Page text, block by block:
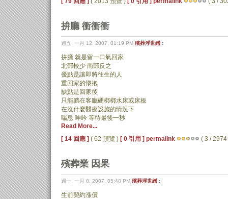
拚廳 衝衝衝
週五, 一月 12, 2007, 01:19 PM 殯葬浮世繒 :
拚廳 就是留一口氣回家
北部較少 南部反之
優點是讓即將往生的人
重回家的懷抱
缺點是回家後
只能躺在客廳硬梆梆水床或床板
在沒什麼醫療設施的情況下
喘息 呻吟 等待最後一秒
Read More...
[ 14 回應 ] ( 62 預覽 ) [ 0 引用 ] permalink ( 3 / 2974
殯葬業 因果
週一, 一月 8, 2007, 05:40 PM 殯葬浮世繒 :
生前契約漲價